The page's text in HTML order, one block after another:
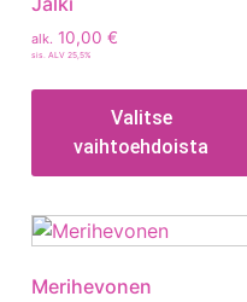
alk. 10,00 €
sis. ALV 25,5%
Valitse
vaihtoehdoista
Merihevonen